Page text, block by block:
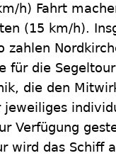
h) Fahrt
(15 km/h).
zahlen
für die
die den
jeweiliges
Verfügung
wird das Schiff